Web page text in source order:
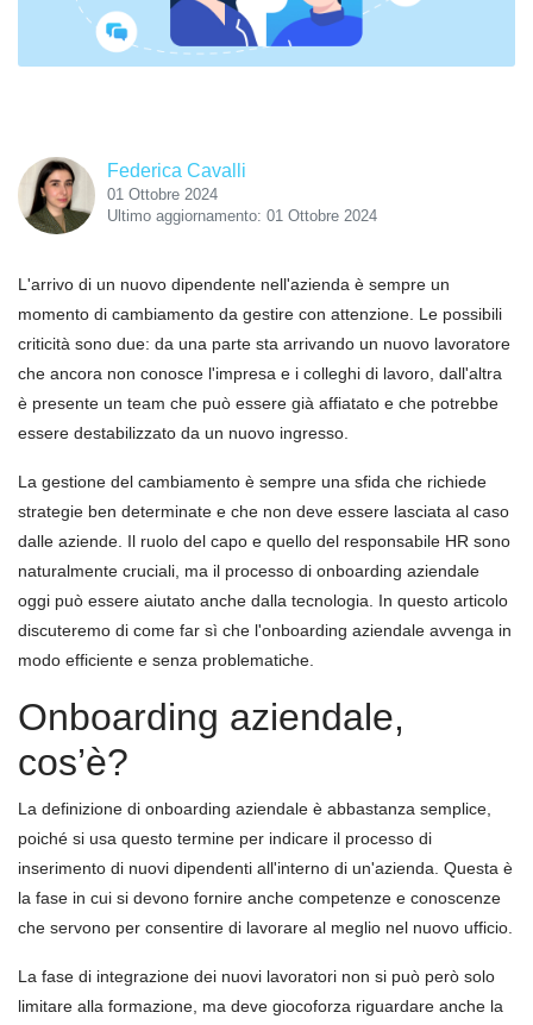
Federica Cavalli
01 Ottobre 2024
Ultimo aggiornamento: 01 Ottobre 2024
L'arrivo di un nuovo dipendente nell'azienda è sempre un
momento di cambiamento da gestire con attenzione. Le possibili
criticità sono due: da una parte sta arrivando un nuovo lavoratore
che ancora non conosce l'impresa e i colleghi di lavoro, dall'altra
è presente un team che può essere già affiatato e che potrebbe
essere destabilizzato da un nuovo ingresso.
La gestione del cambiamento è sempre una sfida che richiede
strategie ben determinate e che non deve essere lasciata al caso
dalle aziende. Il ruolo del capo e quello del responsabile HR sono
naturalmente cruciali, ma il processo di onboarding aziendale
oggi può essere aiutato anche dalla tecnologia. In questo articolo
discuteremo di come far sì che l'onboarding aziendale avvenga in
modo efficiente e senza problematiche.
Onboarding aziendale,
cos’è?
La definizione di onboarding aziendale è abbastanza semplice,
poiché si usa questo termine per indicare il processo di
inserimento di nuovi dipendenti all'interno di un'azienda. Questa è
la fase in cui si devono fornire anche competenze e conoscenze
che servono per consentire di lavorare al meglio nel nuovo ufficio.
La fase di integrazione dei nuovi lavoratori non si può però solo
limitare alla formazione, ma deve giocoforza riguardare anche la